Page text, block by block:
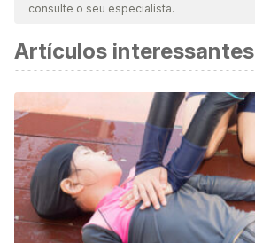
consulte o seu especialista.
Artículos interessantes